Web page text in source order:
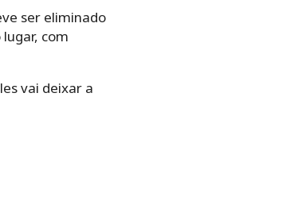
ser eliminado
com
vai deixar a